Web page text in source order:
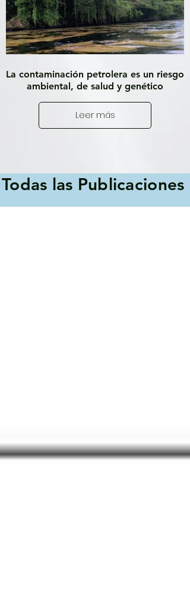
La contaminación petrolera es un riesgo
ambiental, de salud y genético
Leer más
Todas las Publicaciones